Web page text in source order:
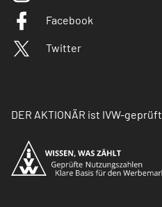
Facebook
Twitter
DER AKTIONÄR ist IVW-geprüft